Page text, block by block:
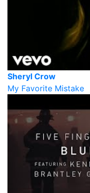
Sheryl Crow
My Favorite Mistake